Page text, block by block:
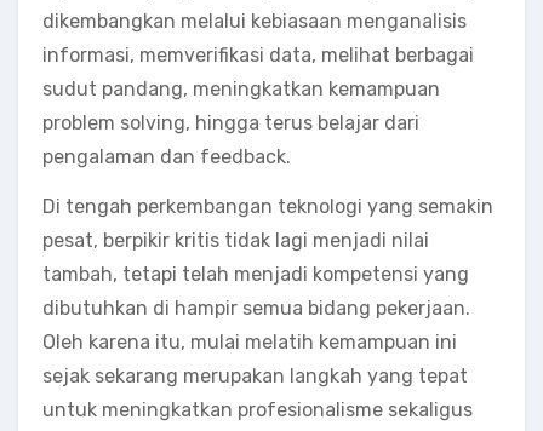
dikembangkan melalui kebiasaan menganalisis
informasi, memverifikasi data, melihat berbagai
sudut pandang, meningkatkan kemampuan
problem solving, hingga terus belajar dari
pengalaman dan feedback.
Di tengah perkembangan teknologi yang semakin
pesat, berpikir kritis tidak lagi menjadi nilai
tambah, tetapi telah menjadi kompetensi yang
dibutuhkan di hampir semua bidang pekerjaan.
Oleh karena itu, mulai melatih kemampuan ini
sejak sekarang merupakan langkah yang tepat
untuk meningkatkan profesionalisme sekaligus